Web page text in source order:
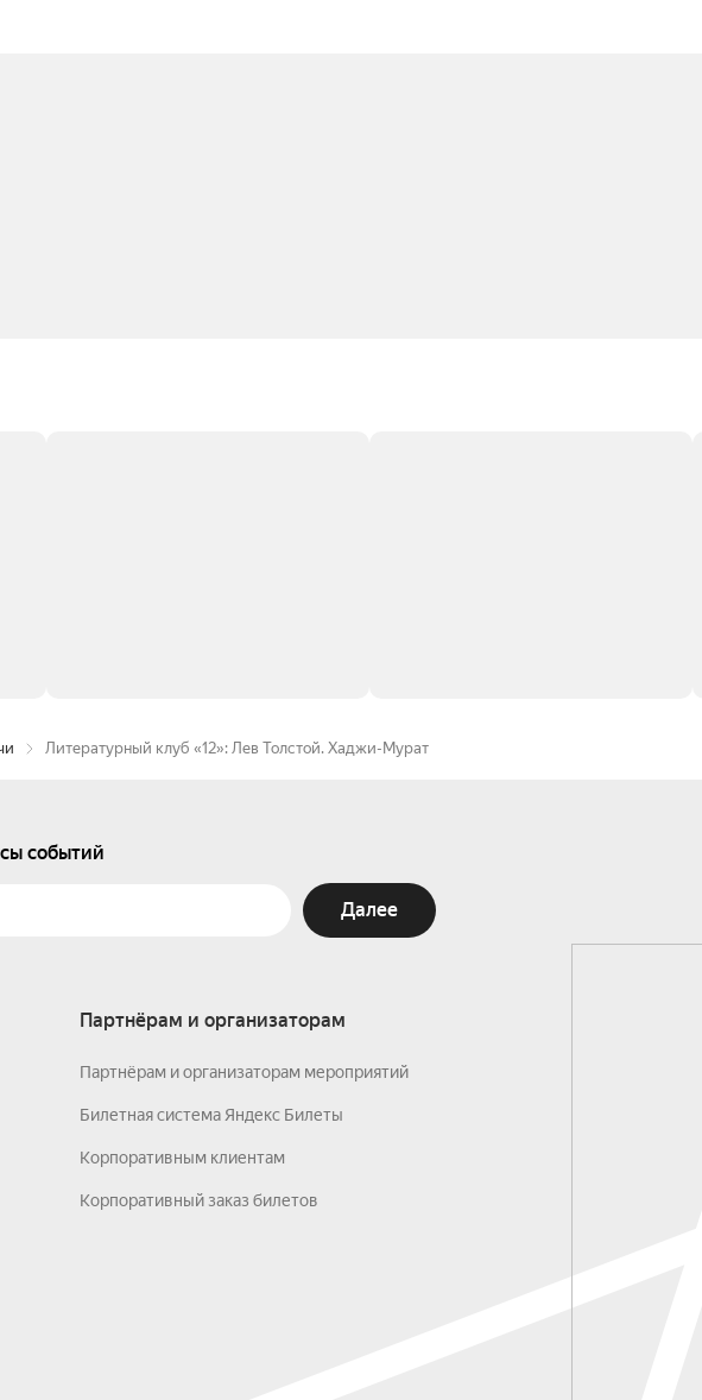
Литературный клуб «12»: Лев Толстой. Хаджи-Мурат
событий
Далее
Партнёрам и организаторам
Партнёрам и организаторам мероприятий
Билетная система Яндекс Билеты
Корпоративным клиентам
Корпоративный заказ билетов